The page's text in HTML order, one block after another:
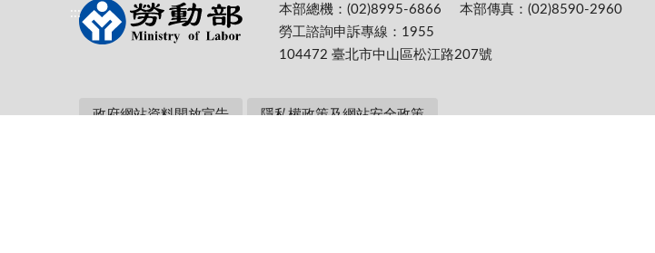
::: 本部總機：(02)8995-6866
本部傳真：(02)8590-2960
勞工諮詢申訴專線：1955
104472 臺北市中山區松江路207號
政府網站資料開放宣告 隱私權政策及網站安全政策